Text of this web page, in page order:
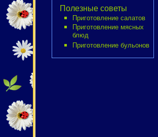
Полезные советы
Приготовление салатов
Приготовление мясных
блюд
Приготовление бульонов